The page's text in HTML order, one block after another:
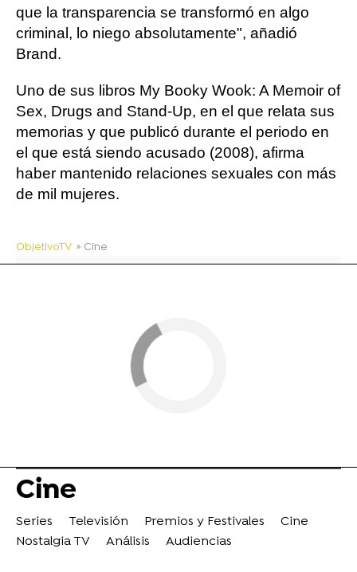
que la transparencia se transformó en algo
criminal, lo niego absolutamente", añadió
Brand.
Uno de sus libros My Booky Wook: A Memoir of
Sex, Drugs and Stand-Up, en el que relata sus
memorias y que publicó durante el periodo en
el que está siendo acusado (2008), afirma
haber mantenido relaciones sexuales con más
de mil mujeres.
ObjetivoTV » Cine
Cine
Series Televisión Premios y Festivales
Cine
Nostalgia TV
Análisis Audiencias